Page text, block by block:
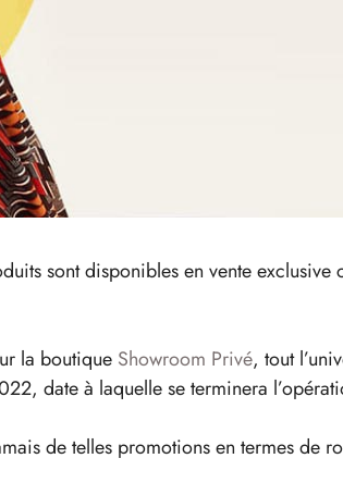
sont disponibles en vente exclusive
la boutique Showroom Privé, tout
date à laquelle se terminera
de telles promotions en termes de